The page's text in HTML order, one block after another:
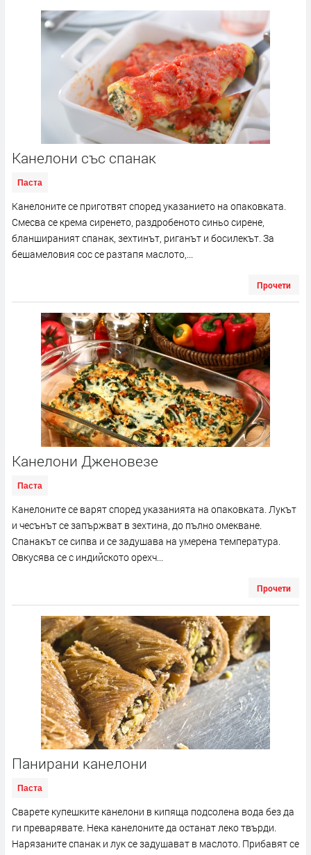
Канелони със спанак
Паста
Канелоните се приготвят според указанието на опаковката.
Смесва се крема сиренето, раздробеното синьо сирене,
бланшираният спанак, зехтинът, риганът и босилекът. За
бешамеловия сос се разтапя маслото,...
Прочети
Канелони Дженовезе
Паста
Канелоните се варят според указанията на опаковката. Лукът
и чесънът се запържват в зехтина, до пълно омекване.
Спанакът се сипва и се задушава на умерена температура.
Овкусява се с индийското орехч...
Прочети
Панирани канелони
Паста
Сварете купешките канелони в кипяща подсолена вода без да
ги преварявате. Нека канелоните да останат леко твърди.
Нарязаните спанак и лук се задушават в маслото. Прибавят се